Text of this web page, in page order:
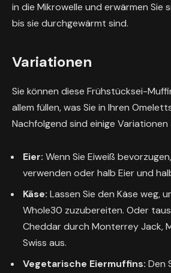
in die Mikrowelle und erwärmen Sie
bis sie durchgewärmt sind.
Variationen
Sie können diese Frühstücksei-
allem füllen, was Sie in Ihren
Nachfolgend sind einige
Eier: Wenn Sie Eiweiß
verwenden oder halb Eier und
Käse: Lassen Sie den Käse weg,
Whole30 zuzubereiten. Oder
Cheddar durch Monterrey Jack,
Swiss aus.
Vegetarische Eiermuffins: Den